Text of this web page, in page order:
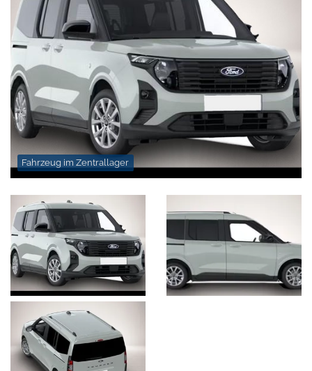
Fahrzeug im Zentrallager